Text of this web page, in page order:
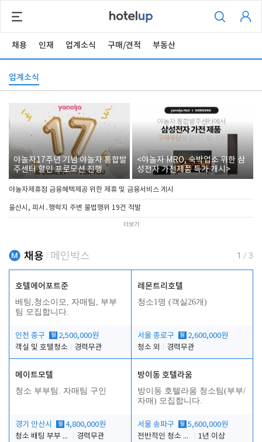
채용 인재 업계소식 구매/견적 부동산
업계소식
야놀자17주년 기념 야놀자 통합발
주센터 할인 프로모션 진행
<야놀자 MRO, 숙박업소 위한 삼
성전자 가전제품 특가 개시>
야놀자제휴점 금융혜택제공 위한 제휴 및 금융서비스 게시
울산시, 피서․행락지 주변 불법행위 19건 적발
더보기
채용 메인박스 1 / 3
호텔에어포트준
베팅,청소이모, 자매팀, 부부
팀 모집합니다.
인천 중구 월 2,500,000원
객실 및 호텔청소
경력무관
레몬트리호텔
청소1명 (객실26개)
서울 종로구 월 2,600,000원
청소 외
경력무관
메이트모텔
청소 부부팀. 자매팀 구인
경기 안산시 월 4,800,000원
청소 배팅 부부 구합니다
경력무관
방이동 호텔라움
방이동 호텔라움 청소팀(부부/
자매) 모집합니다.
서울 송파구 월 5,600,000원
전반적인 청소 업무(객실청소.객실정리)
1년 이상